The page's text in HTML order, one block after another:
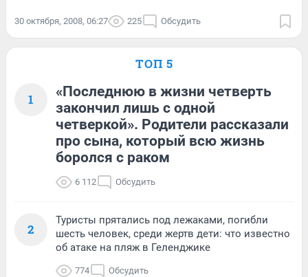
30 октября, 2008, 06:27 225 Обсудить
ТОП 5
1
«Последнюю в жизни четверть
закончил лишь с одной
четверкой». Родители рассказали
про сына, который всю жизнь
боролся с раком
6 112 Обсудить
2
Туристы прятались под лежаками, погибли
шесть человек, среди жертв дети: что известно
об атаке на пляж в Геленджике
774 Обсудить